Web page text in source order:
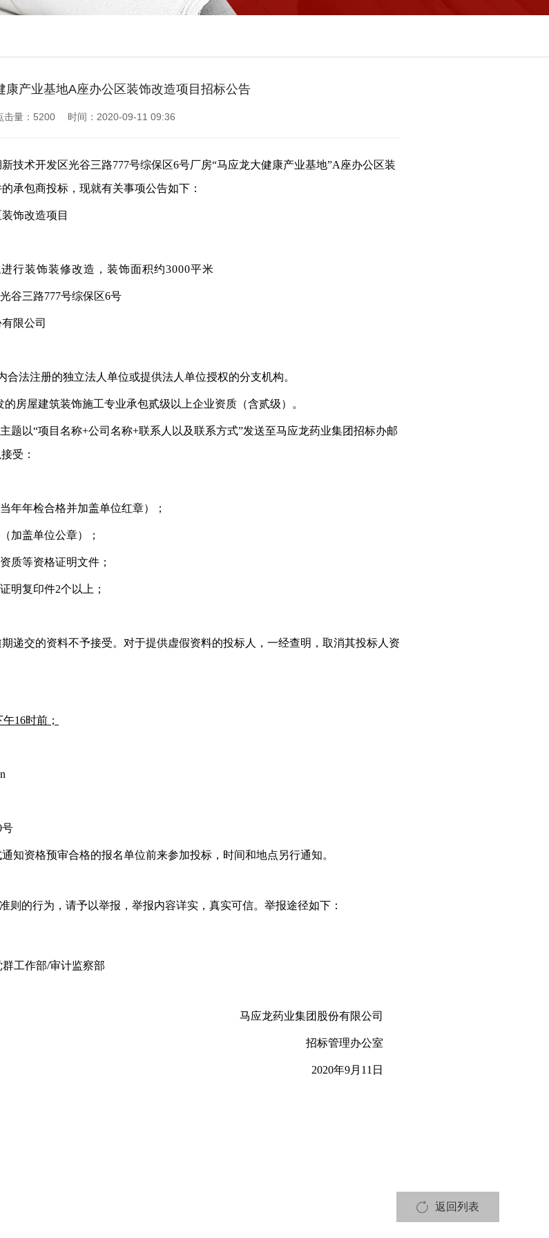
康产业基地A座办公区装饰改造项目招标公告
击量： 5200 时间：2020-09-11 09:36
技术开发区光谷三路777号综保区6号厂房“马应龙大健康产业基地”A 座办公区装
承包商投标，现就有关事项公告如下：
饰改造项目
行装饰装修改造，装饰面积约3000平米
谷三路777号综保区6号
限公司
法注册的独立法人单位或提供法人单位授权的分支机构。
房屋建筑装饰施工专业承包贰级以上企业资质（含贰级）。
题以“项目名称+公司名称+联系人以及联系方式”发送至马应龙药业集团招标办邮
受：
当年年检合格并加盖单位红章）；
加盖单位公章）；
质等资格证明文件；
明复印件2个以上；
递交的资料不予接受。对于提供虚假资料的投标人，一经查明，取消其投标人资
午16时前；
号
知资格预审合格的报名单位前来参加投标，时间和地点另行通知。
则的行为，请予以举报，举报内容详实，真实可信。举报途径如下：
群工作部/审计监察部
马应龙药业集团股份有限公司
招标管理办公室
2020年9月 11 日
返回列表